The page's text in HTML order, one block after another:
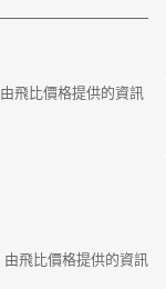
由飛比價格提供的資訊
由飛比價格提供的資訊